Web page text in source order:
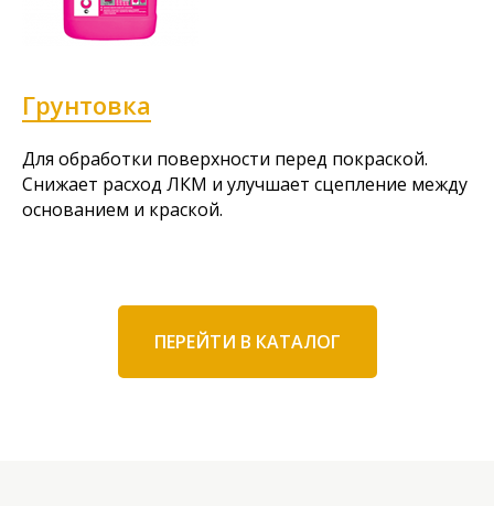
Грунтовка
Для обработки поверхности перед покраской.
Снижает расход ЛКМ и улучшает сцепление между
основанием и краской.
ПЕРЕЙТИ В КАТАЛОГ